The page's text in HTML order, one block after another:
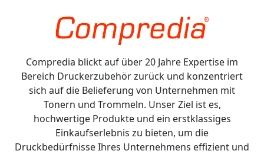
Compredia blickt auf über 20 Jahre Expertise im
Bereich Druckerzubehör zurück und konzentriert
sich auf die Belieferung von Unternehmen mit
Tonern und Trommeln. Unser Ziel ist es,
hochwertige Produkte und ein erstklassiges
Einkaufserlebnis zu bieten, um die
Druckbedürfnisse Ihres Unternehmens effizient und